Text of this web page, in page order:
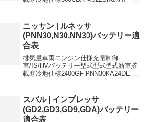
38B20Lに適合するお...
ニッサン | ルネッサ
(PNN30,N30,NN30)バッテリー適
合表
排気量車両エンジン仕様充電制御
車/IS/HVバッテリー型式型式型式新車搭
載寒冷地仕様2400GF-PNN30KA24DE-
リ...
スバル | インプレッサ
(GD2,GD3,GD9,GDA)バッテリー
適合表